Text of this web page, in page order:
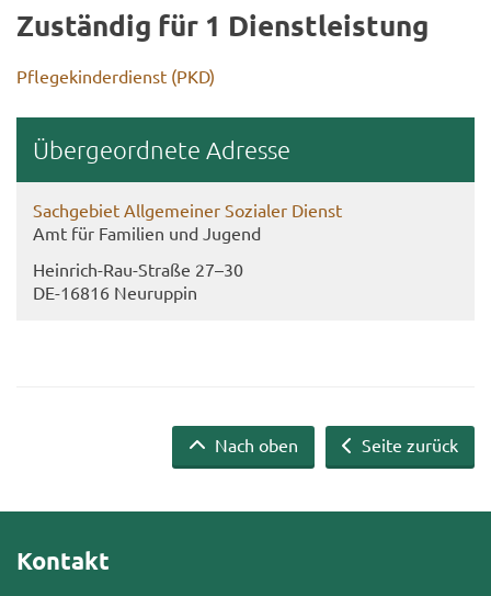
Zu­stän­dig für 1 Dienst­leis­tung
Pfle­ge­kin­der­dienst (PKD)
Über­ge­ord­ne­te Adres­se
Sach­ge­biet All­ge­mei­ner So­zia­ler Dienst
Amt für Fa­mi­li­en und Ju­gend
Heinrich-​Rau-Straße 27–30
DE-​16816 Neu­rup­pin
Seite zurück
Nach oben
Kontakt